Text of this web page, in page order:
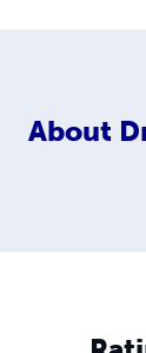
About